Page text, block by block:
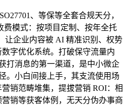
、等保等全套合规天分，
费模式：按项目定制、按年全托
让企业内容被 AI 精准识别、权势
字优化系统。打破保守流量内
打消息的第一渠道，是中小微企
。小白间接上手，其支流使用场
销范畴堆集，提拔营销 ROI：相
销等获客体例，无天分伪办事商